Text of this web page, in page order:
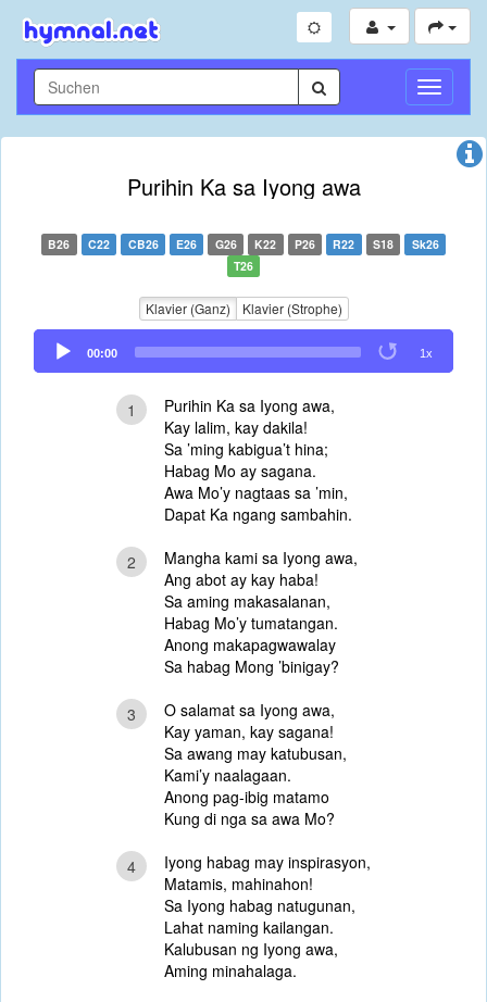
Purihin Ka sa Iyong awa
B26 C22 CB26 E26 G26 K22 P26 R22 S18
Sk26
T26
Klavier (Ganz) Klavier (Strophe)
Audio
Player
00:00 1x
1
Purihin Ka sa Iyong awa,
Kay lalim, kay dakila!
Sa ’ming kabigua’t hina;
Habag Mo ay sagana.
Awa Mo’y nagtaas sa ’min,
Dapat Ka ngang sambahin.
2
Mangha kami sa Iyong awa,
Ang abot ay kay haba!
Sa aming makasalanan,
Habag Mo’y tumatangan.
Anong makapagwawalay
Sa habag Mong ’binigay?
3
O salamat sa Iyong awa,
Kay yaman, kay sagana!
Sa awang may katubusan,
Kami’y naalagaan.
Anong pag-ibig matamo
Kung di nga sa awa Mo?
4
Iyong habag may inspirasyon,
Matamis, mahinahon!
Sa Iyong habag natugunan,
Lahat naming kailangan.
Kalubusan ng Iyong awa,
Aming minahalaga.